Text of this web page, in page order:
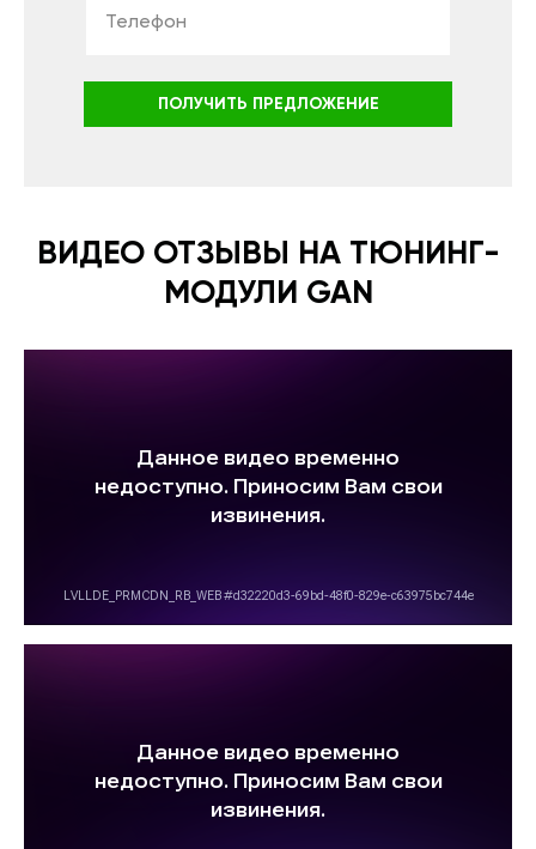
ПОЛУЧИТЬ ПРЕДЛОЖЕНИЕ
ВИДЕО ОТЗЫВЫ НА ТЮНИНГ-
МОДУЛИ GAN